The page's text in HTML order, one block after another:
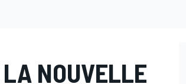
NOUVELLE